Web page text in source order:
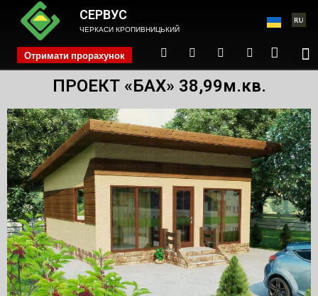
СЕРВУС
ЧЕРКАСИ КРОПИВНИЦЬКИЙ
Отримати прорахунок phone
ПРОЕКТ «БАХ» 38,99м.кв.